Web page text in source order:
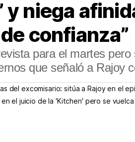
y niega
confianza”
para el martes
que señaló a Rajoy
del excomisario: sitúa a Rajoy en el
en el juicio de la 'Kitchen' pero se